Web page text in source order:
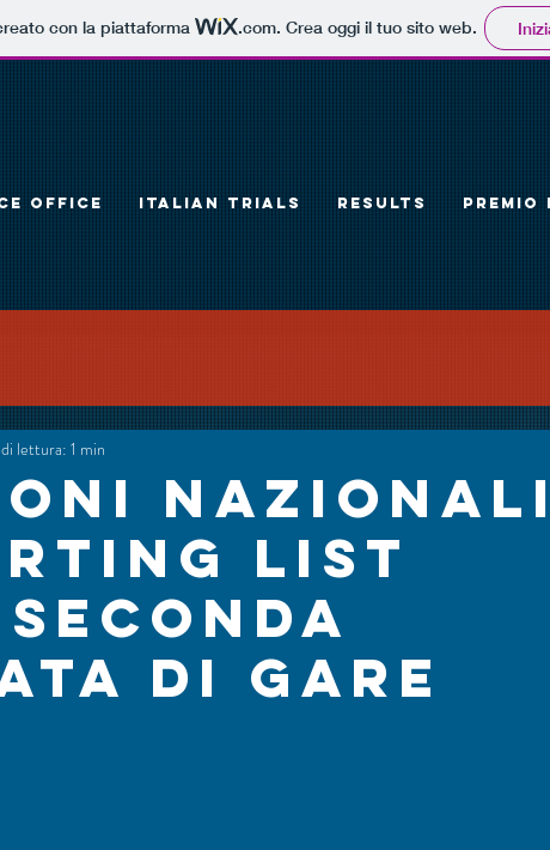
con la piattaforma .com. Crea oggi il tuo sito web.
OFFICE ITALIAN TRIALS RESULTS PREMIO
list
di gare
lettura: 1 min